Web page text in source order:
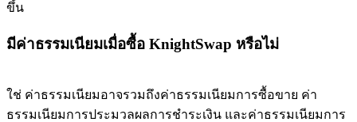
ขึ้น
มีค่าธรรมเนียมเมื่อซื้อ KnightSwap หรือไม่
ใช่ ค่าธรรมเนียมอาจรวมถึงค่าธรรมเนียมการซื้อขาย ค่า
ธรรมเนียมการประมวลผลการชำระเงิน และค่าธรรมเนียมการ